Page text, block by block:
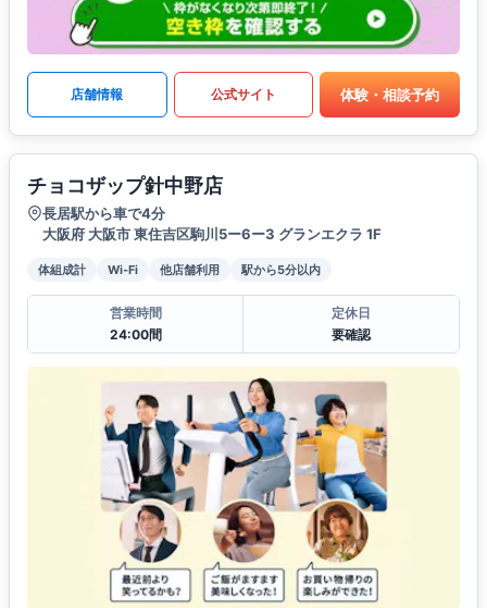
店舗情報 公式サイト 体験・相談予約
チョコザップ針中野店
長居駅から車で4分
大阪府 大阪市 東住吉区駒川5ー6ー3 グランエクラ 1F
体組成計 Wi-Fi 他店舗利用 駅から5分以内
営業時間
24:00間
定休日
要確認